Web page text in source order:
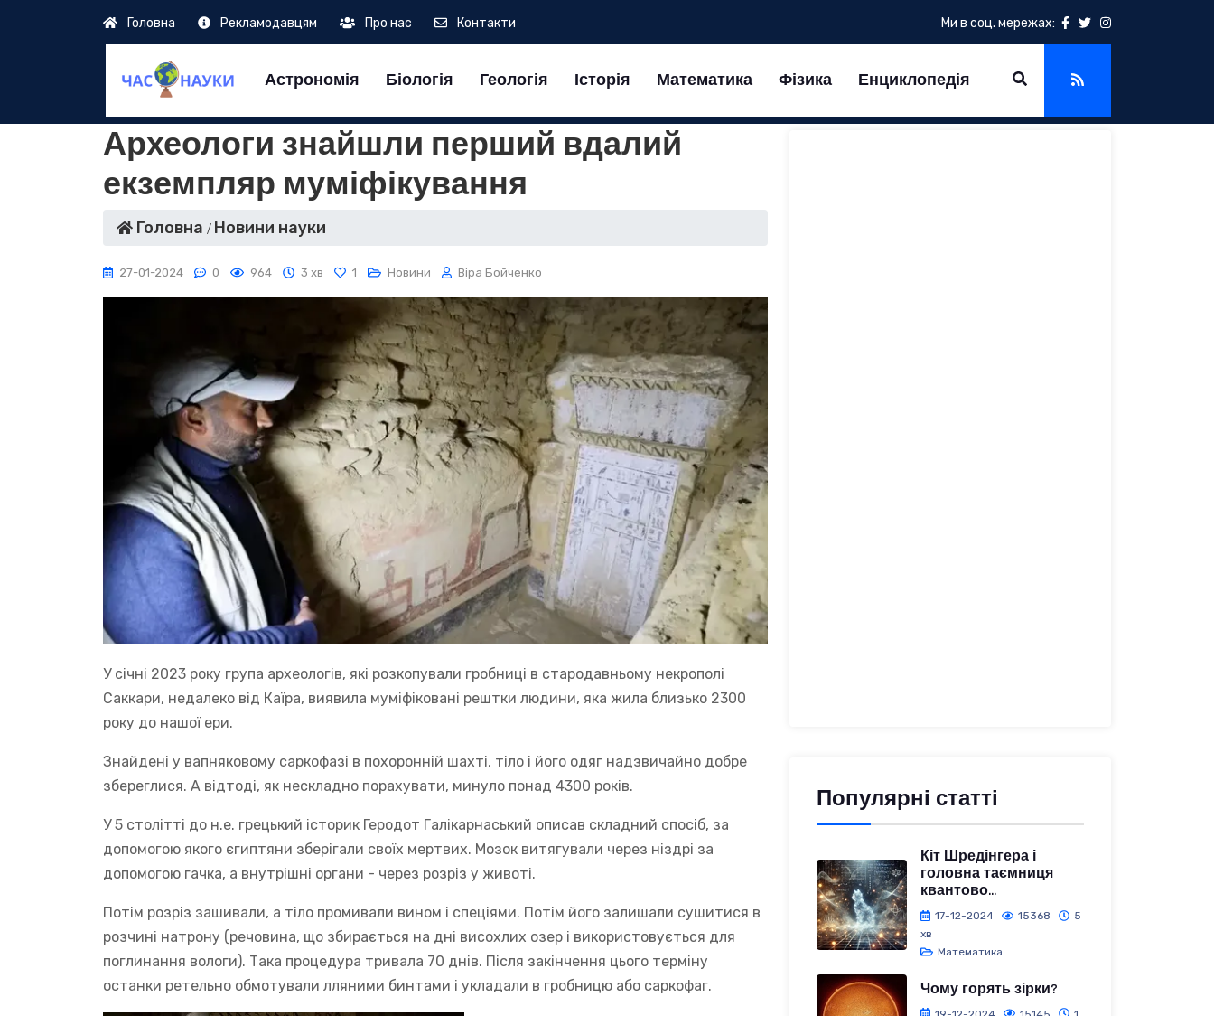
Головна Рекламодавцям Про нас Контакти Ми в соц. мережах:
Астрономія Біологія Геологія Історія Математика Фізика Енциклопедія
Археологи знайшли перший вдалий
екземпляр муміфікування
Головна Новини науки
27-01-2024 0 964 3 хв 1 Новини Віра Бойченко
У січні 2023 року група археологів, які розкопували гробниці в стародавньому некрополі
Саккари, недалеко від Каїра, виявила муміфіковані рештки людини, яка жила близько 2300
року до нашої ери.
Знайдені у вапняковому саркофазі в похоронній шахті, тіло і його одяг надзвичайно добре
збереглися. А відтоді, як нескладно порахувати, минуло понад 4300 років.
У 5 столітті до н.е. грецький історик Геродот Галікарнаський описав складний спосіб, за
допомогою якого єгиптяни зберігали своїх мертвих. Мозок витягували через ніздрі за
допомогою гачка, а внутрішні органи - через розріз у животі.
Потім розріз зашивали, а тіло промивали вином і спеціями. Потім його залишали сушитися в
розчині натрону (речовина, що збирається на дні висохлих озер і використовується для
поглинання вологи). Така процедура тривала 70 днів. Після закінчення цього терміну
останки ретельно обмотували лляними бинтами і укладали в гробницю або саркофаг.
Популярні статті
Кіт Шредінгера і
головна таємниця
квантово...
17-12-2024 15368
5
хв
Математика
Чому горять зірки?